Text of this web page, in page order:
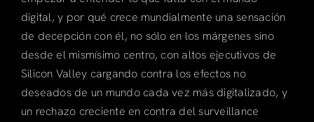
digital, y por qué crece mundialmente una sensación
de decepción con él, no sólo en los márgenes sino
desde el mismísimo centro, con altos ejecutivos de
Silicon Valley cargando contra los efectos no
deseados de un mundo cada vez más digitalizado, y
un rechazo creciente en contra del surveillance